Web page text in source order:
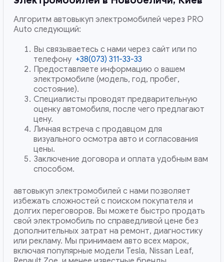
Алгоритм автовыкуп электромобилей через PRO
Auto следующий:
Вы связываетесь с нами через сайт или по
телефону +38(073) 311-33-33
Предоставляете информацию о вашем
электромобиле (модель, год, пробег,
состояние).
Специалисты проводят предварительную
оценку автомобиля, после чего предлагают
цену.
Личная встреча с продавцом для
визуального осмотра авто и согласования
цены.
Заключение договора и оплата удобным вам
способом.
автовыкуп электромобилей с нами позволяет
избежать сложностей с поиском покупателя и
долгих переговоров. Вы можете быстро продать
свой электромобиль по справедливой цене без
дополнительных затрат на ремонт, диагностику
или рекламу. Мы принимаем авто всех марок,
включая популярные модели Tesla, Nissan Leaf,